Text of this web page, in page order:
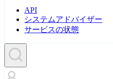
API
システムアドバイザー
サービスの状態